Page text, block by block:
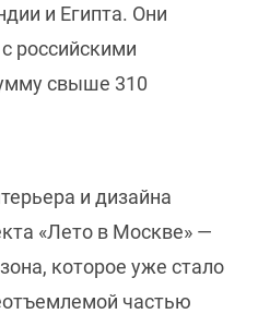
и Египта. Они
российскими
свыше 310
и дизайна
«Лето в Москве» —
которое уже стало
частью